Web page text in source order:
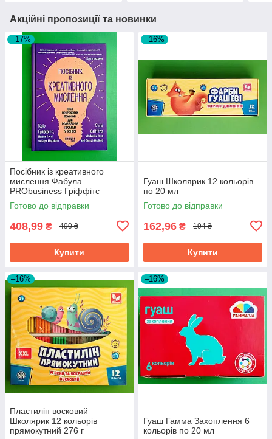
Акційні пропозиції та новинки
–17%
Посібник із креативного
мислення Фабула
PRObusiness Гріффітс
фіолетова
Готово до відправки
408,99 ₴ 490 ₴
Купити
–16%
Гуаш Школярик 12 кольорів
по 20 мл
Готово до відправки
162,96 ₴ 194 ₴
Купити
–16%
Пластилін восковий
Школярик 12 кольорів
прямокутний 276 г
–16%
Гуаш Гамма Захоплення 6
кольорів по 20 мл